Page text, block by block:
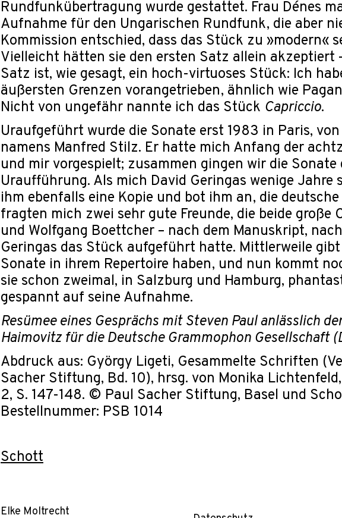
Rundfunkübertragung wurde gestattet. Frau Dénes
Aufnahme für den Ungarischen Rundfunk, die aber
Kommission entschied, dass das Stück zu »modern«
Vielleicht hätten sie den ersten Satz allein akzeptiert
Satz ist, wie gesagt, ein hoch-virtuoses Stück: Ich
äußersten Grenzen vorangetrieben, ähnlich wie
Nicht von ungefähr nannte ich das Stück Capriccio.
Uraufgeführt wurde die Sonate erst 1983 in Paris,
namens Manfred Stilz. Er hatte mich Anfang der
und mir vorgespielt; zusammen gingen wir die
Uraufführung. Als mich David Geringas wenige Jahre
ihm ebenfalls eine Kopie und bot ihm an, die
fragten mich zwei sehr gute Freunde, die beide große
und Wolfgang Boettcher – nach dem Manuskript,
Geringas das Stück aufgeführt hatte. Mittlerweile
Sonate in ihrem Repertoire haben, und nun kommt
sie schon zweimal, in Salzburg und Hamburg,
gespannt auf seine Aufnahme.
Resümee eines Gesprächs mit Steven Paul anlässlich
Haimovitz für die Deutsche Grammophon Gesellschaft
Abdruck aus: György Ligeti, Gesammelte Schriften
Sacher Stiftung, Bd. 10), hrsg. von Monika
2, S. 147-148. © Paul Sacher Stiftung, Basel und
Bestellnummer: PSB 1014
Schott
Elke Moltrecht